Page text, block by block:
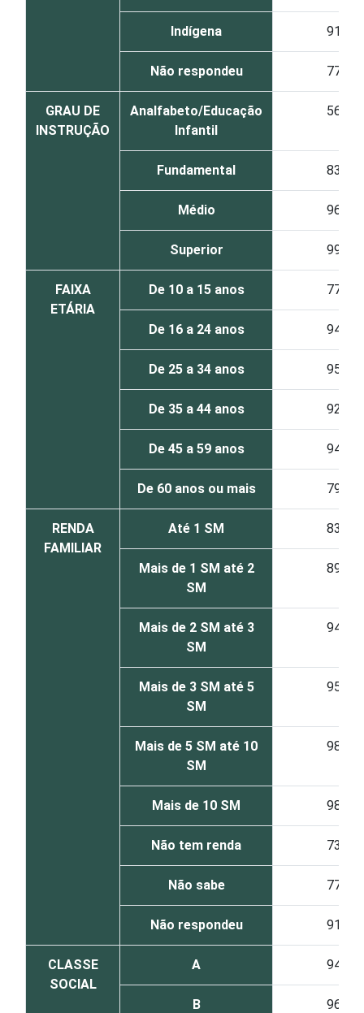
Indígena 91
Não respondeu 77
GRAU DE
INSTRUÇÃO
Analfabeto/Educação
Infantil
56
Fundamental 83
Médio 96
Superior 99
FAIXA
ETÁRIA
De 10 a 15 anos 77
De 16 a 24 anos 94
De 25 a 34 anos 95
De 35 a 44 anos 92
De 45 a 59 anos 94
De 60 anos ou mais 79
RENDA
FAMILIAR
Até 1 SM 83
Mais de 1 SM até 2
SM
89
Mais de 2 SM até 3
SM
94
Mais de 3 SM até 5
SM
95
Mais de 5 SM até 10
SM
98
Mais de 10 SM 98
Não tem renda 73
Não sabe 77
Não respondeu 91
CLASSE
SOCIAL
A 94
B 96